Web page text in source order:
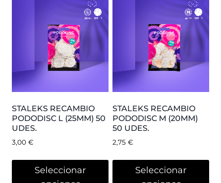
STALEKS RECAMBIO
PODODISC L (25MM) 50
UDES.
3,00 €
Seleccionar
STALEKS RECAMBIO
PODODISC M (20MM)
50 UDES.
2,75 €
Seleccionar